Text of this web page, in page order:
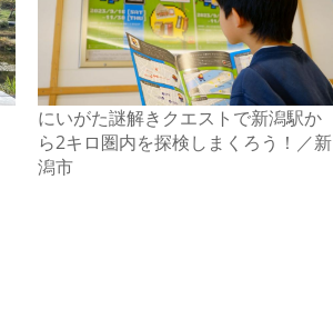
にいがた謎解きクエストで新潟駅か
ら2キロ圏内を探検しまくろう！／新
潟市